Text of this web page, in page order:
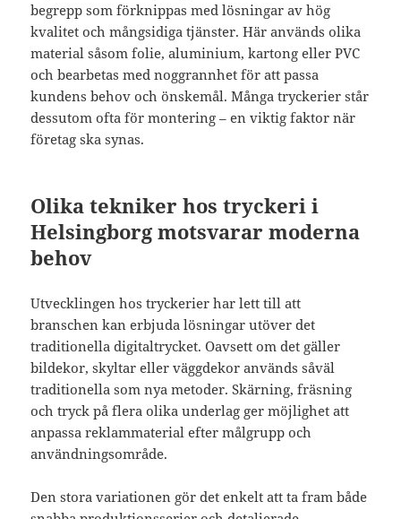
begrepp som förknippas med lösningar av hög
kvalitet och mångsidiga tjänster. Här används olika
material såsom folie, aluminium, kartong eller PVC
och bearbetas med noggrannhet för att passa
kundens behov och önskemål. Många tryckerier står
dessutom ofta för montering – en viktig faktor när
företag ska synas.
Olika tekniker hos tryckeri i
Helsingborg motsvarar moderna
behov
Utvecklingen hos tryckerier har lett till att
branschen kan erbjuda lösningar utöver det
traditionella digitaltrycket. Oavsett om det gäller
bildekor, skyltar eller väggdekor används såväl
traditionella som nya metoder. Skärning, fräsning
och tryck på flera olika underlag ger möjlighet att
anpassa reklammaterial efter målgrupp och
användningsområde.
Den stora variationen gör det enkelt att ta fram både